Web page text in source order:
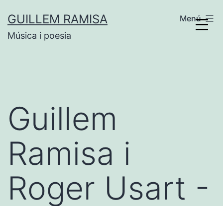
contingut
GUILLEM RAMISA
Música i poesia
Menú
Guillem
Ramisa i
Roger Usart -